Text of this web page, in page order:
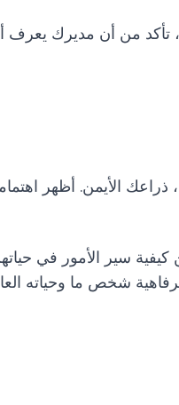
تأكد من أن مديرك
الأيمن. أظهر
كيفية سير الأمور في
شخص ما وحياته